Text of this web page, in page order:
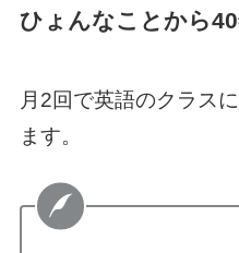
ひょんなことから40
月2回で英語のクラス
ます。